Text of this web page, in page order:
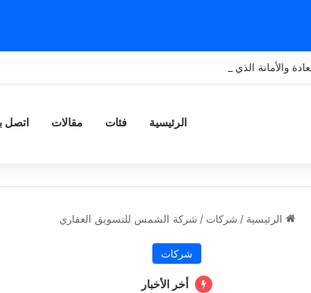
والأمانة الذي يضع الإنسانية قبل كل شيء
الرئيسية فئات مقالات اتصل
الرئيسية / شركات / شركة الشمس للتسويق العقاري
شركات
أخر الأخبار